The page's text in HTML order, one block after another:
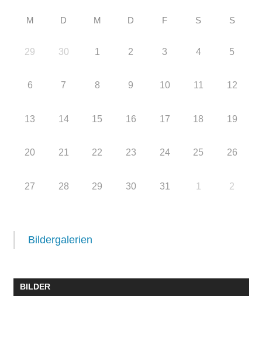
M D M D F S S
29 30 1 2 3 4 5
6 7 8 9 10 11 12
13 14 15 16 17 18 19
20 21 22 23 24 25 26
27 28 29 30 31 1 2
Bildergalerien
BILDER